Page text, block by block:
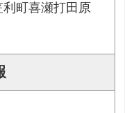
町喜瀬打田原